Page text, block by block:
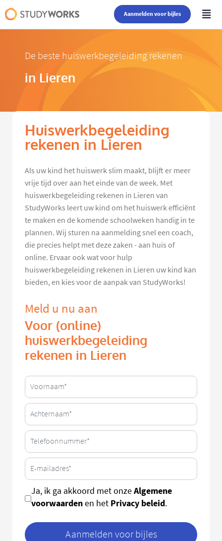
Aanmelden voor bijles
De beste huiswerkbegeleiding rekenen
in Lieren
Huiswerkbegeleiding
rekenen in Lieren
Als uw kind het huiswerk slim maakt, blijft er meer
vrije tijd over aan het einde van de week. Met
huiswerkbegeleiding rekenen in Lieren van
StudyWorks leert uw kind om het huiswerk efficiënt
te maken en de komende schoolweken handig in te
plannen. Wij sturen na aanmelding snel een coach,
die precies helpt met deze zaken - aan huis of
online. Ervaar ook wat voor hulp
huiswerkbegeleiding rekenen in Lieren uw kind kan
bieden, en kies voor de aanpak van StudyWorks!
Meld u nu aan
Voor (online)
huiswerkbegeleiding
rekenen in Lieren
Ja, ik ga akkoord met onzeAlgemene
voorwaardenen het Privacy beleid.
Aanmelden voor bijles